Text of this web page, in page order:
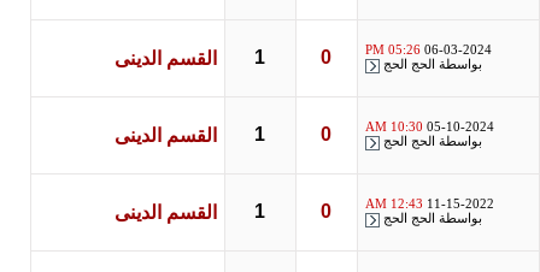
06-03-2024
05:26 PM
بواسطةالحج الحج القسم الدينى
05-10-2024
10:30 AM
بواسطةالحج الحج القسم الدينى
11-15-2022
12:43 AM
بواسطةالحج الحج القسم الدينى